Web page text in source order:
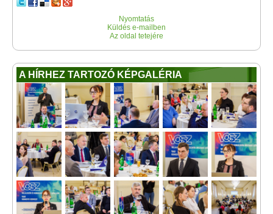
Nyomtatás
Küldés e-mailben
Az oldal tetejére
A HÍRHEZ TARTOZÓ KÉPGALÉRIA